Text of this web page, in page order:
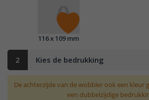
116 x 109 mm
2 Kies de bedrukking
De achterzijde van de wobbler ook een kleur
een dubbelzijdige